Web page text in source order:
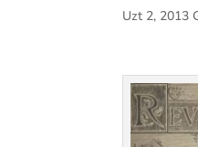
Uzt 2, 2013